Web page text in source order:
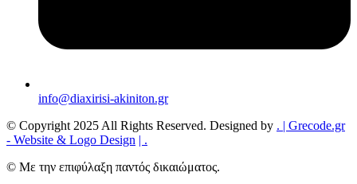
info@diaxirisi-akiniton.gr
© Copyright 2025 All Rights Reserved. Designed by . | Grecode.gr
- Website & Logo Design | .
© Με την επιφύλαξη παντός δικαιώματος.